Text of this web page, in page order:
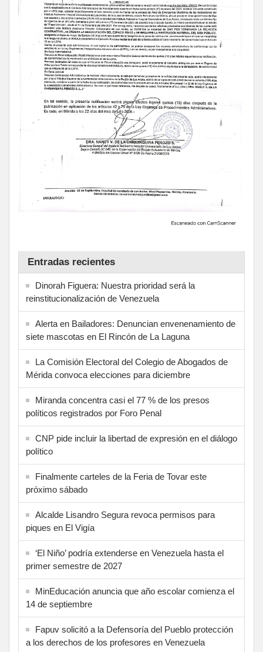
Entradas recientes
Dinorah Figuera: Nuestra prioridad será la
reinstitucionalización de Venezuela
Alerta en Bailadores: Denuncian envenenamiento de
siete mascotas en El Rincón de La Laguna
La Comisión Electoral del Colegio de Abogados de
Mérida convoca elecciones para diciembre
Miranda concentra casi el 77 % de los presos
políticos registrados por Foro Penal
CNP pide incluir la libertad de expresión en el diálogo
político
Finalmente carteles de la Feria de Tovar este
próximo sábado
Alcalde Lisandro Segura revoca permisos para
piques en El Vigía
‘El Niño’ podría extenderse en Venezuela hasta el
primer semestre de 2027
MinEducación anuncia que año escolar comienza el
14 de septiembre
Fapuv solicitó a la Defensoría del Pueblo protección
a los derechos de los profesores en Venezuela